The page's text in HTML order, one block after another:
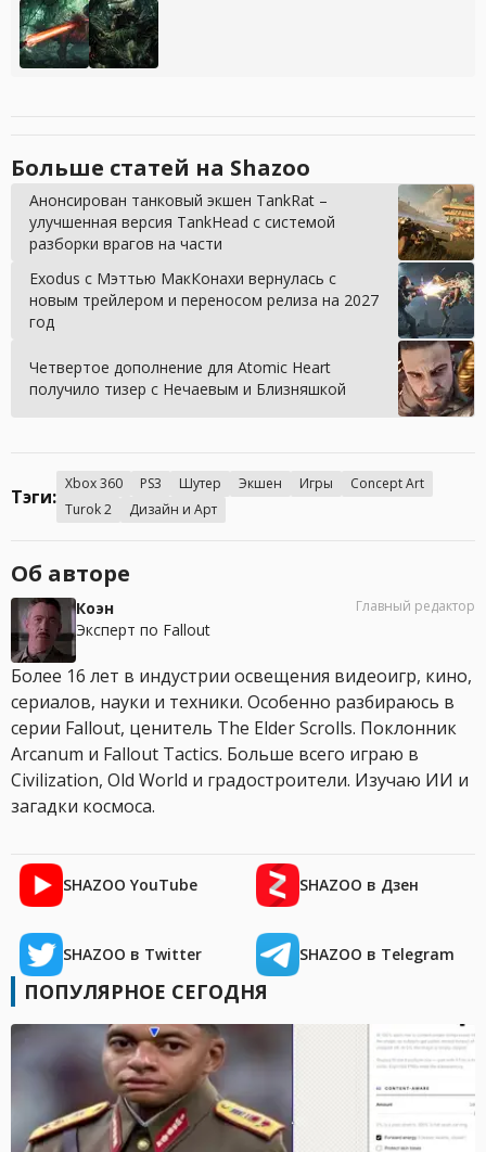
Больше статей на Shazoo
Анонсирован танковый экшен TankRat –
улучшенная версия TankHead с системой
разборки врагов на части
Exodus с Мэттью МакКонахи вернулась с
новым трейлером и переносом релиза на 2027
год
Четвертое дополнение для Atomic Heart
получило тизер с Нечаевым и Близняшкой
Тэги:
Xbox 360 PS3 Шутер Экшен Игры
Concept Art
Turok 2
Дизайн и Арт
Об авторе
Коэн
Эксперт по Fallout
Главный редактор
Более 16 лет в индустрии освещения видеоигр, кино,
сериалов, науки и техники. Особенно разбираюсь в
серии Fallout, ценитель The Elder Scrolls. Поклонник
Arcanum и Fallout Tactics. Больше всего играю в
Civilization, Old World и градостроители. Изучаю ИИ и
загадки космоса.
SHAZOO YouTube SHAZOO в Дзен
SHAZOO в Twitter SHAZOO в Telegram
ПОПУЛЯРНОЕ СЕГОДНЯ